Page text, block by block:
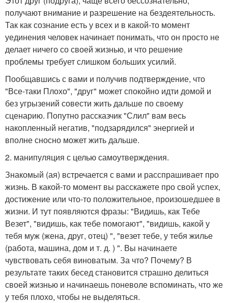
получают внимание и разрешение на бездеятельность.
Так как сознание есть у всех и в какой-то момент
уединения человек начинает понимать, что он просто не
делает ничего со своей жизнью, и что решение
проблемы требует слишком больших усилий.
Пообщавшись с вами и получив подтверждение, что
"Все-таки Плохо", "друг" может спокойно идти домой и
без угрызений совести жить дальше по своему
сценарию. Попутно рассказчик "Слил" вам весь
накопленный негатив, "подзарядился" энергией и
вполне сносно может жить дальше.
2. манипуляция с целью самоутверждения.
Знакомый (ая) встречается с вами и расспрашивает про
жизнь. В какой-то момент вы расскажете про свой успех,
достижение или что-то положительное, произошедшее в
жизни. И тут появляются фразы: "Видишь, как Тебе
Везет", "видишь, как тебе помогают", "видишь, какой у
тебя муж (жена, друг, отец) ", "везет тебе, у тебя жилье
(работа, машина, дом и т. д. ) ". Вы начинаете
чувствовать себя виноватым. За что? Почему? В
результате таких бесед становится страшно делиться
своей жизнью и начинаешь поневоле вспоминать, что же
у тебя плохо, чтобы не выделяться.